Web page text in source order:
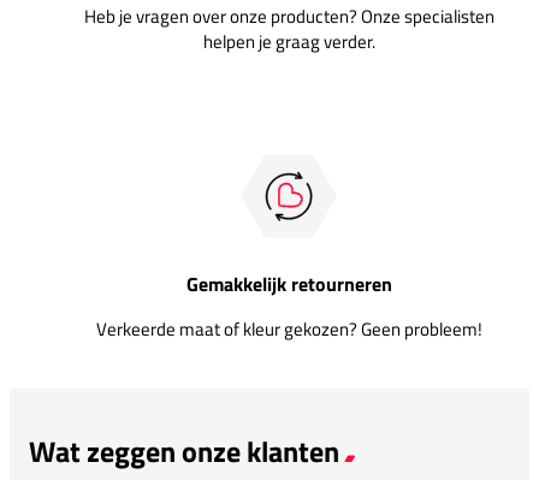
Heb je vragen over onze producten? Onze specialisten
helpen je graag verder.
Gemakkelijk retourneren
Verkeerde maat of kleur gekozen? Geen probleem!
Wat zeggen onze klanten